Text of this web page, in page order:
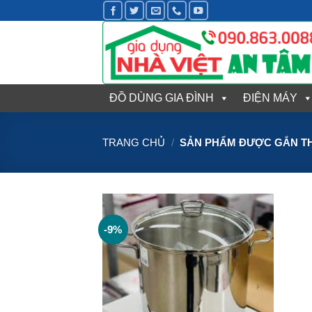
qua
ĐỒ DÙNG GIA ĐÌNH ĐIỆN MÁY
TRANG CHỦ / SẢN PHẨM ĐƯỢC GẮN
-9%